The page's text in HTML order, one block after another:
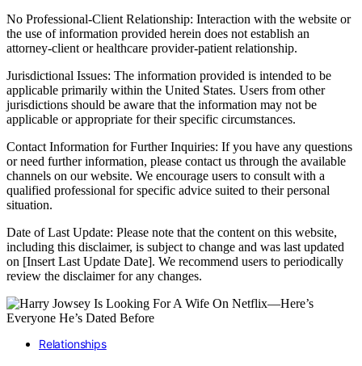
No Professional-Client Relationship: Interaction with the website or
the use of information provided herein does not establish an
attorney-client or healthcare provider-patient relationship.
Jurisdictional Issues: The information provided is intended to be
applicable primarily within the United States. Users from other
jurisdictions should be aware that the information may not be
applicable or appropriate for their specific circumstances.
Contact Information for Further Inquiries: If you have any questions
or need further information, please contact us through the available
channels on our website. We encourage users to consult with a
qualified professional for specific advice suited to their personal
situation.
Date of Last Update: Please note that the content on this website,
including this disclaimer, is subject to change and was last updated
on [Insert Last Update Date]. We recommend users to periodically
review the disclaimer for any changes.
Relationships